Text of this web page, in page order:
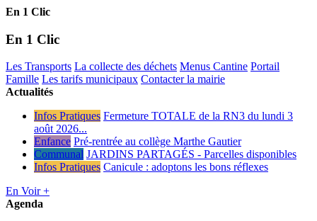
En 1 Clic
En 1 Clic
Les Transports La collecte des déchets Menus Cantine Portail
Famille Les tarifs municipaux Contacter la mairie
Actualités
Infos Pratiques Fermeture TOTALE de la RN3 du lundi 3
août 2026...
Enfance Pré-rentrée au collège Marthe Gautier
Communal JARDINS PARTAGÉS - Parcelles disponibles
Infos Pratiques Canicule : adoptons les bons réflexes
En Voir +
Agenda